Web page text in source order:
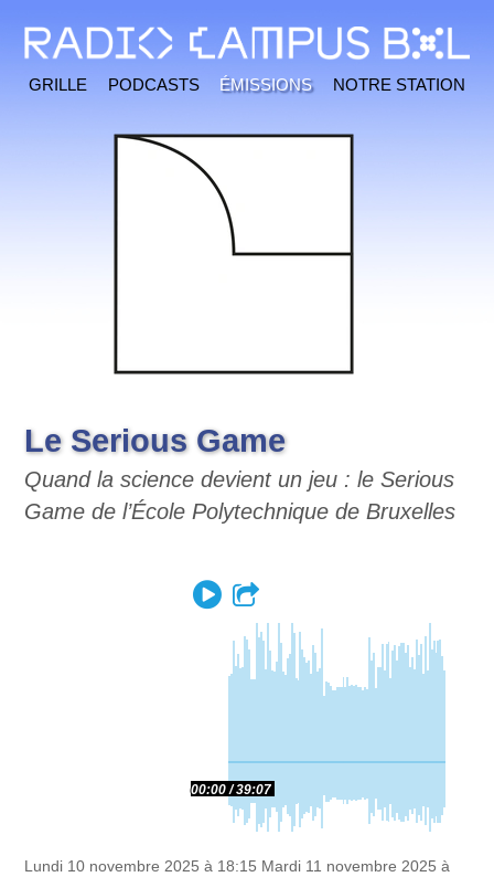
Grille Podcasts Émissions Notre station
Le Serious Game
Quand la science devient un jeu : le Serious
Game de l’École Polytechnique de Bruxelles
Play
00:00 39:07
Lundi 10 novembre 2025 à 18:15 Mardi 11 novembre 2025 à